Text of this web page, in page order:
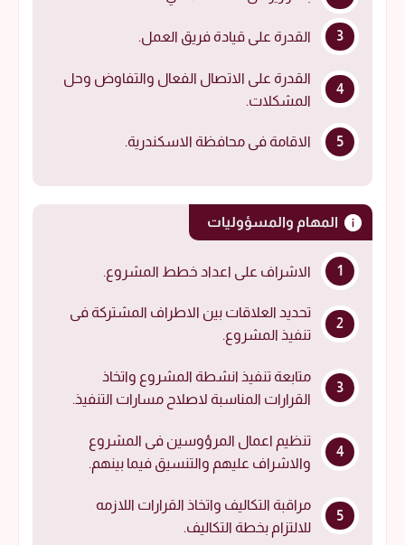
القدرة على قيادة فريق العمل.
القدرة على الاتصال الفعال والتفاوض وحل
المشكلات.
الاقامة فى محافظة الاسكندرية.
المهام والمسؤوليات
الاشراف على اعداد خطط المشروع.
تحديد العلاقات بين الاطراف المشتركة فى
تنفيذ المشروع.
متابعة تنفيذ انشطة المشروع واتخاذ
القرارات المناسبة لاصلاح مسارات التنفيذ.
تنظيم اعمال المرؤوسين فى المشروع
والاشراف عليهم والتنسيق فيما بينهم.
مراقبة التكاليف واتخاذ القرارات اللازمه
للالتزام بخطة التكاليف.